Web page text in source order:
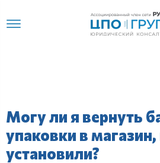
Могу ли я вернуть
упаковки в
установили?